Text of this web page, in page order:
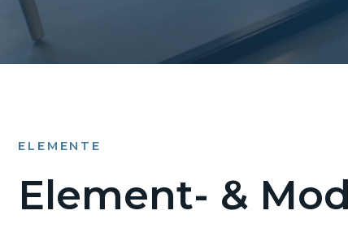
ELEMENTE
Element- &